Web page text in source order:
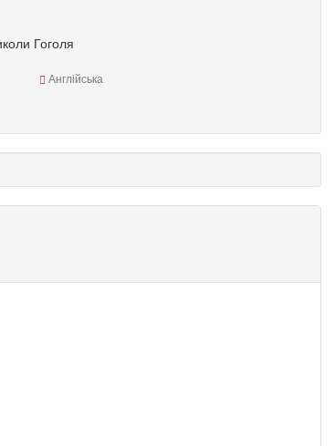
Гоголя
Англійська